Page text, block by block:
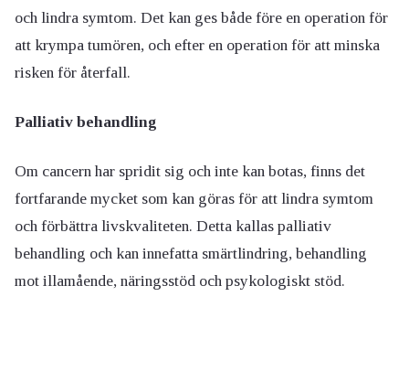
och lindra symtom. Det kan ges både före en operation för
att krympa tumören, och efter en operation för att minska
risken för återfall.
Palliativ behandling
Om cancern har spridit sig och inte kan botas, finns det
fortfarande mycket som kan göras för att lindra symtom
och förbättra livskvaliteten. Detta kallas palliativ
behandling och kan innefatta smärtlindring, behandling
mot illamående, näringsstöd och psykologiskt stöd.